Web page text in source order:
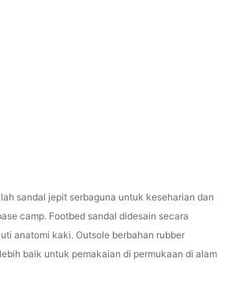
sandal jepit serbaguna untuk keseharian dan
camp. Footbed sandal didesain secara
anatomi kaki. Outsole berbahan rubber
baik untuk pemakaian di permukaan di alam